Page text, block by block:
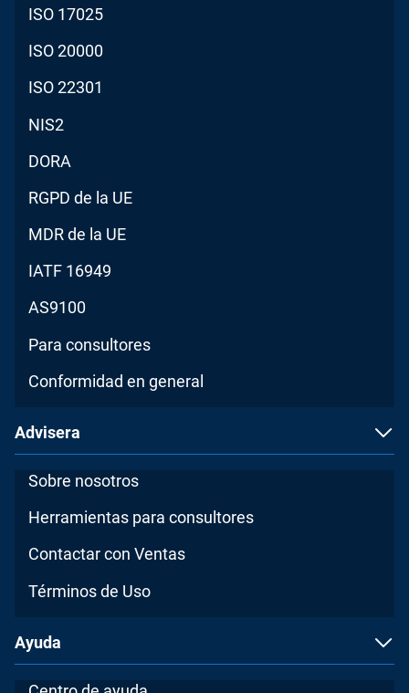
ISO 17025
ISO 20000
ISO 22301
NIS2
DORA
RGPD de la UE
MDR de la UE
IATF 16949
AS9100
Para consultores
Conformidad en general
Advisera
Sobre nosotros
Herramientas para consultores
Contactar con Ventas
Términos de Uso
Ayuda